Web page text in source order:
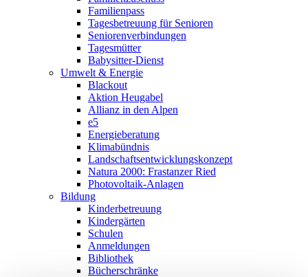
Familienpass
Tagesbetreuung für Senioren
Seniorenverbindungen
Tagesmütter
Babysitter-Dienst
Umwelt & Energie
Blackout
Aktion Heugabel
Allianz in den Alpen
e5
Energieberatung
Klimabündnis
Landschaftsentwicklungskonzept
Natura 2000: Frastanzer Ried
Photovoltaik-Anlagen
Bildung
Kinderbetreuung
Kindergärten
Schulen
Anmeldungen
Bibliothek
Bücherschränke